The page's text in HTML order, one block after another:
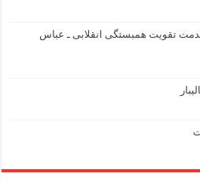
تقویت همبستگی انقلابی ـ عباس